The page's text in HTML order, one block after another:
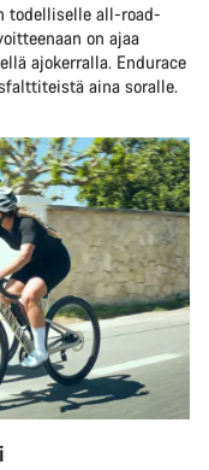
todelliselle all-road-
on ajaa
ajokerralla. Endurace
aina soralle.